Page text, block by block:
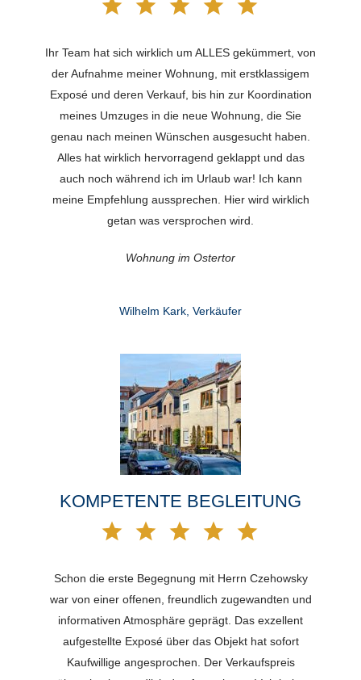
Ihr Team hat sich wirklich um ALLES gekümmert, von
der Aufnahme meiner Wohnung, mit erstklassigem
Exposé und deren Verkauf, bis hin zur Koordination
meines Umzuges in die neue Wohnung, die Sie
genau nach meinen Wünschen ausgesucht haben.
Alles hat wirklich hervorragend geklappt und das
auch noch während ich im Urlaub war! Ich kann
meine Empfehlung aussprechen. Hier wird wirklich
getan was versprochen wird.
Wohnung im Ostertor
Wilhelm Kark, Verkäufer
KOMPETENTE BEGLEITUNG
Schon die erste Begegnung mit Herrn Czehowsky
war von einer offenen, freundlich zugewandten und
informativen Atmosphäre geprägt. Das exzellent
aufgestellte Exposé über das Objekt hat sofort
Kaufwillige angesprochen. Der Verkaufspreis